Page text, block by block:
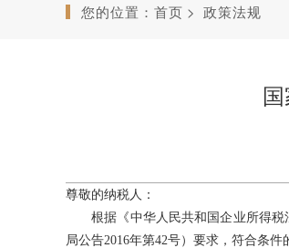
您的位置： 首页 政策法规
尊敬的纳税人：
根据《中华人民共和国企业所得税法
局公告2016年第42号）要求，符合条